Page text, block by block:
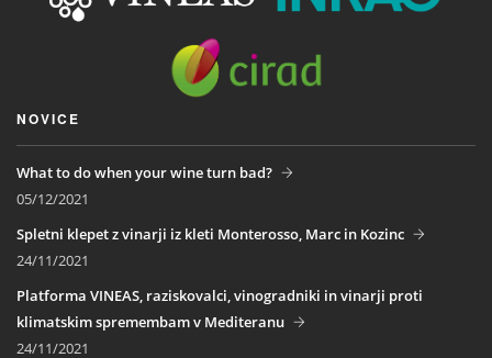
NOVICE
What to do when your wine turn bad?
05/12/2021
Spletni klepet z vinarji iz kleti Monterosso, Marc in Kozinc
24/11/2021
Platforma VINEAS, raziskovalci, vinogradniki in vinarji proti
klimatskim spremembam v Mediteranu
24/11/2021